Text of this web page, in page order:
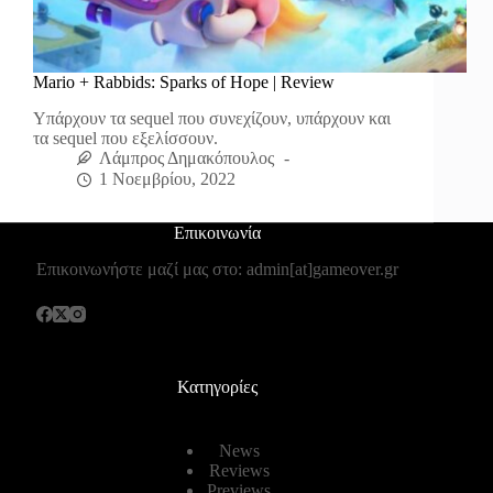
Mario + Rabbids: Sparks of Hope | Review
Υπάρχουν τα sequel που συνεχίζουν, υπάρχουν και
τα sequel που εξελίσσουν.
Λάμπρος Δημακόπουλος
1 Νοεμβρίου, 2022
Επικοινωνία
Επικοινωνήστε μαζί μας στο: admin[at]gameover.gr
Κατηγορίες
News
Reviews